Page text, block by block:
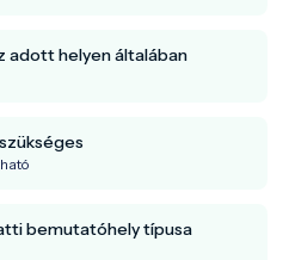
adott helyen általában
bemutatóhely típusa